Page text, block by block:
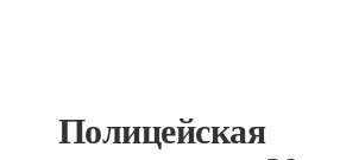
Полицейская